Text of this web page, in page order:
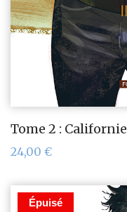
Tome 2 : Californie
24,00 €
Épuisé